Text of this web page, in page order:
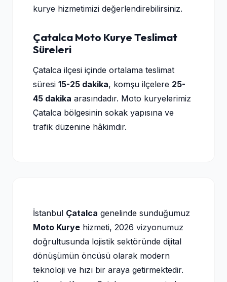
kurye hizmetimizi değerlendirebilirsiniz.
Çatalca Moto Kurye Teslimat
Süreleri
Çatalca ilçesi içinde ortalama teslimat
süresi 15-25 dakika, komşu ilçelere 25-
45 dakika arasındadır. Moto kuryelerimiz
Çatalca bölgesinin sokak yapısına ve
trafik düzenine hâkimdir.
İstanbul Çatalca genelinde sunduğumuz
Moto Kurye hizmeti, 2026 vizyonumuz
doğrultusunda lojistik sektöründe dijital
dönüşümün öncüsü olarak modern
teknoloji ve hızı bir araya getirmektedir.